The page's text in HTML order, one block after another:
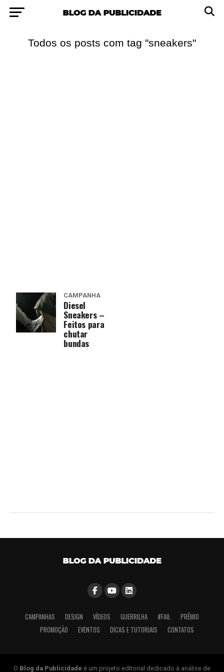
Todos os posts com tag "sneakers"
CAMPANHA
Diesel
Sneakers –
Feitos para
chutar
bundas
CAMPANHAS DESIGN VÍDEOS GUERRILHA #FAIL
PRÊMIO
PROMOÇÃO
EVENTOS DICAS E TUTORIAIS CONTATOS
O Blog da Publicidade é um projeto editorial dedicado à análise de